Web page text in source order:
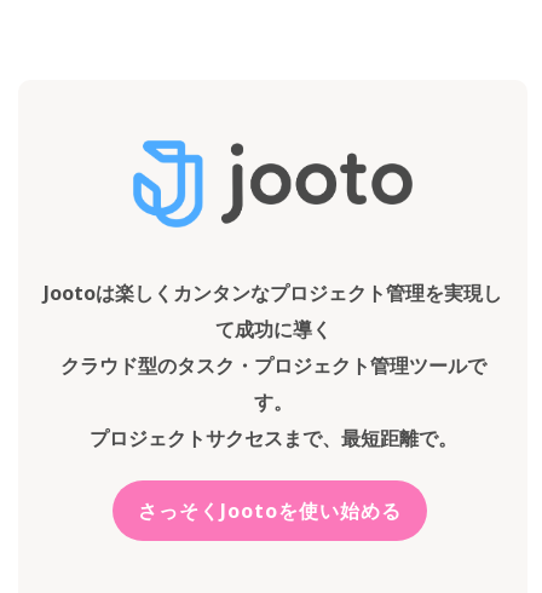
Jootoは楽しくカンタンなプロジェクト管理を実現し
て成功に導く
クラウド型のタスク・プロジェクト管理ツールで
す。
プロジェクトサクセスまで、最短距離で。
さっそくJootoを使い始める